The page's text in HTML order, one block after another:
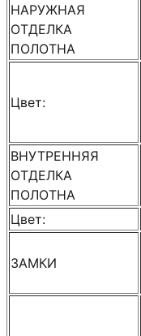
НАРУЖНАЯ
ОТДЕЛКА
ПОЛОТНА
Цвет:
ВНУТРЕННЯЯ
ОТДЕЛКА
ПОЛОТНА
Цвет:
ЗАМКИ